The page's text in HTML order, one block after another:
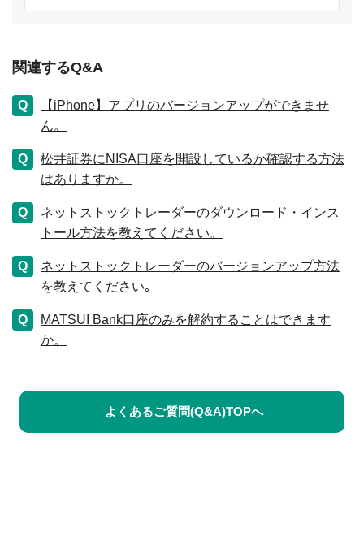
関連するQ&A
【iPhone】アプリのバージョンアップができませ
ん。
松井証券にNISA口座を開設しているか確認する方法
はありますか。
ネットストックトレーダーのダウンロード・インス
トール方法を教えてください。
ネットストックトレーダーのバージョンアップ方法
を教えてください｡
MATSUI Bank口座のみを解約することはできます
か。
よくあるご質問(Q&A)TOPへ